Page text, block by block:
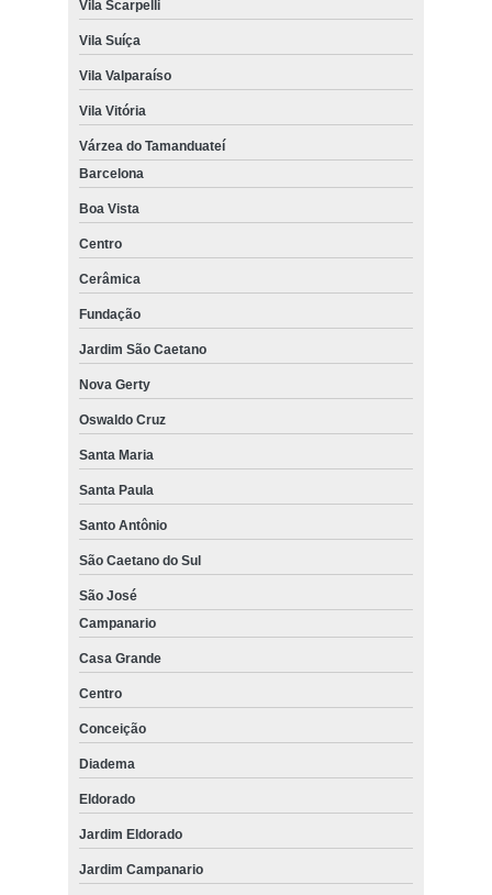
Vila Scarpelli
Vila Suíça
Vila Valparaíso
Vila Vitória
Várzea do Tamanduateí
Barcelona
Boa Vista
Centro
Cerâmica
Fundação
Jardim São Caetano
Nova Gerty
Oswaldo Cruz
Santa Maria
Santa Paula
Santo Antônio
São Caetano do Sul
São José
Campanario
Casa Grande
Centro
Conceição
Diadema
Eldorado
Jardim Eldorado
Jardim Campanario